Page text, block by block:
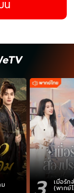
น
เมื่อรัก
(พากย์